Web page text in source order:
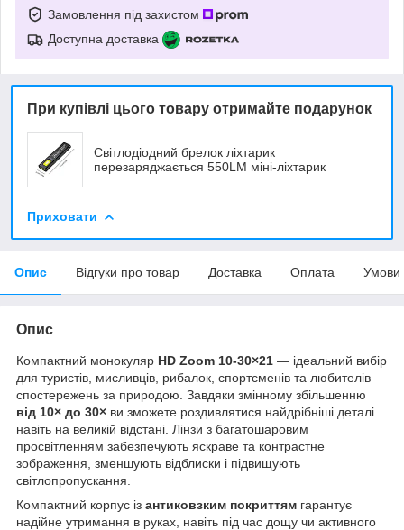
Замовлення під захистом
Доступна доставка
При купівлі цього товару отримайте подарунок
Світлодіодний брелок ліхтарик
перезаряджається 550LM міні-ліхтарик
Приховати
Опис Відгуки про товар Доставка Оплата Умови
Опис
Компактний монокуляр HD Zoom 10-30×21 — ідеальний вибір
для туристів, мисливців, рибалок, спортсменів та любителів
спостережень за природою. Завдяки змінному збільшенню
від 10× до 30× ви зможете роздивлятися найдрібніші деталі
навіть на великій відстані. Лінзи з багатошаровим
просвітленням забезпечують яскраве та контрастне
зображення, зменшують відблиски і підвищують
світлопропускання.
Компактний корпус із антиковзким покриттям гарантує
надійне утримання в руках, навіть під час дощу чи активного